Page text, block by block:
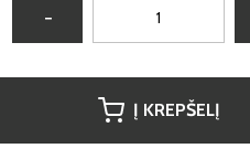
−
Į KREPŠELĮ